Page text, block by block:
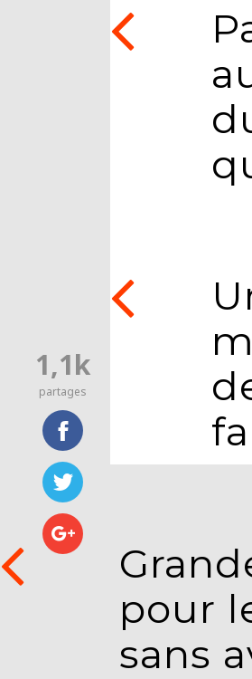
pour
sans
1,1k
partages